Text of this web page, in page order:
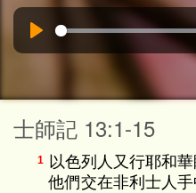
士師記 13:1-15
1 以色列人又行耶和
他們交在非利士人手